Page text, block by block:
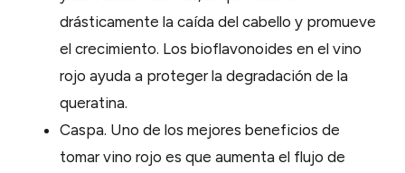
drásticamente la caída del cabello y promueve
el crecimiento. Los bioflavonoides en el vino
rojo ayuda a proteger la degradación de la
queratina.
Caspa. Uno de los mejores beneficios de
tomar vino rojo es que aumenta el flujo de